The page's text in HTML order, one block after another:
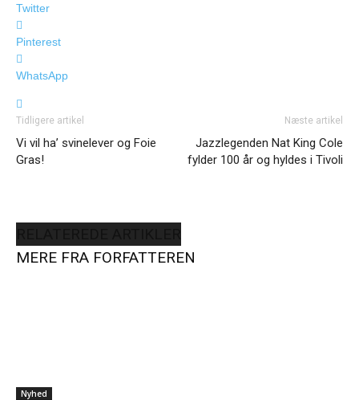
Twitter
Pinterest
WhatsApp
Tidligere artikel
Vi vil ha’ svinelever og Foie
Gras!
Næste artikel
Jazzlegenden Nat King Cole
fylder 100 år og hyldes i Tivoli
MERE FRA FORFATTEREN
Nyhed